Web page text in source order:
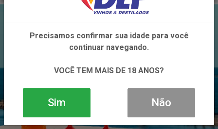
Precisamos confirmar sua idade para você
continuar navegando.
VOCÊ TEM MAIS DE 18 ANOS?
Sim Não